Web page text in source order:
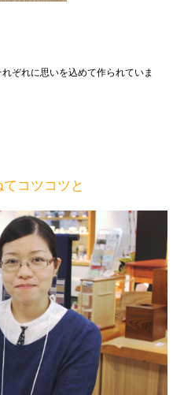
ぞれに思いを込めて作られていま
コツコツと